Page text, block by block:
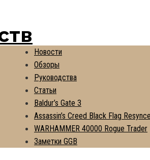
Новости
Обзоры
Руководства
Статьи
Baldur’s Gate 3
Assassin’s Creed Black Flag
WARHAMMER 40000 Rogue Trader
Заметки GGB